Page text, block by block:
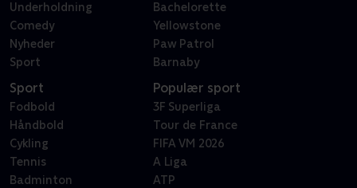
Underholdning
Comedy
Nyheder
Sport
Bachelorette
Yellowstone
Paw Patrol
Barnaby
Sport
Fodbold
Håndbold
Cykling
Tennis
Badminton
Populær sport
3F Superliga
Tour de France
FIFA VM 2026
A Liga
ATP